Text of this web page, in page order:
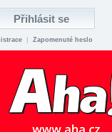
Zapomenuté heslo